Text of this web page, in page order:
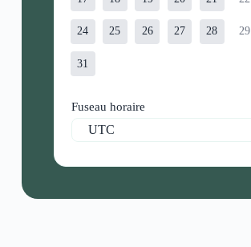
24 25 26 27 28 29
31
Fuseau horaire
UTC